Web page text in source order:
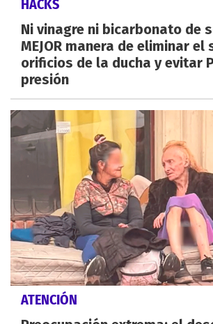
HACKS
Ni vinagre ni bicarbonato de
MEJOR manera de eliminar el
orificios de la ducha y evitar
presión
ATENCIÓN